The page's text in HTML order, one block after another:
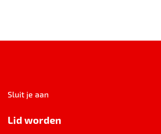
Sluit je aan
Lid worden